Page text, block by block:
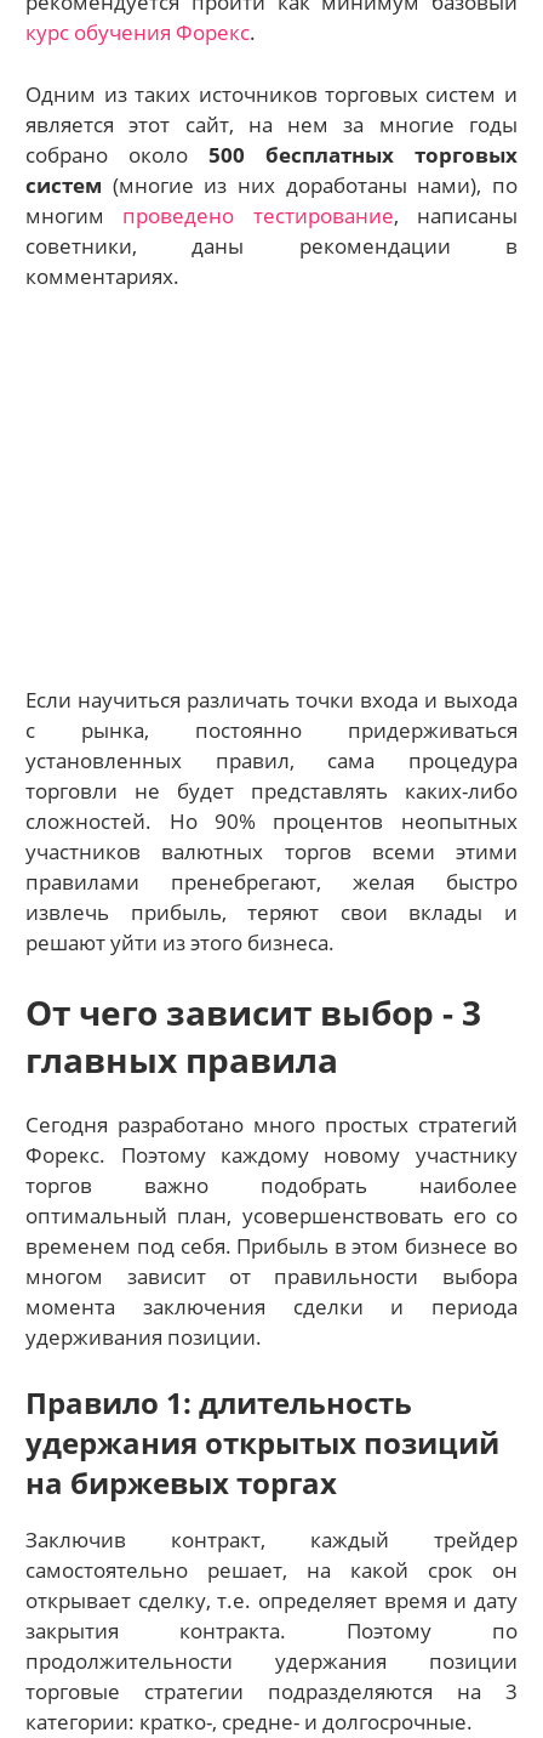
курс обучения Форекс.
Одним из таких источников торговых систем и
является этот сайт, на нем за многие годы
собрано около 500 бесплатных торговых
систем (многие из них доработаны нами), по
многим проведено тестирование, написаны
советники, даны рекомендации в
комментариях.
Если научиться различать точки входа и выхода
с рынка, постоянно придерживаться
установленных правил, сама процедура
торговли не будет представлять каких-либо
сложностей. Но 90% процентов неопытных
участников валютных торгов всеми этими
правилами пренебрегают, желая быстро
извлечь прибыль, теряют свои вклады и
решают уйти из этого бизнеса.
От чего зависит выбор - 3
главных правила
Сегодня разработано много простых стратегий
Форекс. Поэтому каждому новому участнику
торгов важно подобрать наиболее
оптимальный план, усовершенствовать его со
временем под себя. Прибыль в этом бизнесе во
многом зависит от правильности выбора
момента заключения сделки и периода
удерживания позиции.
Правило 1: длительность
удержания открытых позиций
на биржевых торгах
Заключив контракт, каждый трейдер
самостоятельно решает, на какой срок он
открывает сделку, т.е. определяет время и дату
закрытия контракта. Поэтому по
продолжительности удержания позиции
торговые стратегии подразделяются на 3
категории: кратко-, средне- и долгосрочные.